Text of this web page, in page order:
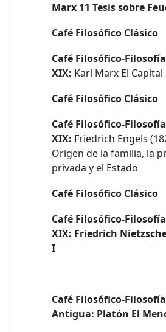
Marx 11 Tesis sobre
Café Filosófico Clásico
Café Filosófico-
XIX: Karl Marx El Capital
Café Filosófico Clásico
Café Filosófico-
XIX: Friedrich Engels
Origen de la familia, la
privada y el Estado
Café Filosófico Clásico
Café Filosófico-
XIX: Friedrich
I
Café Filosófico-Filosofía
Antigua: Platón El